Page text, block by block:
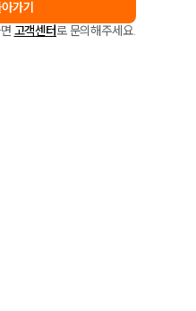
가기
고객센터로 문의해주세요.